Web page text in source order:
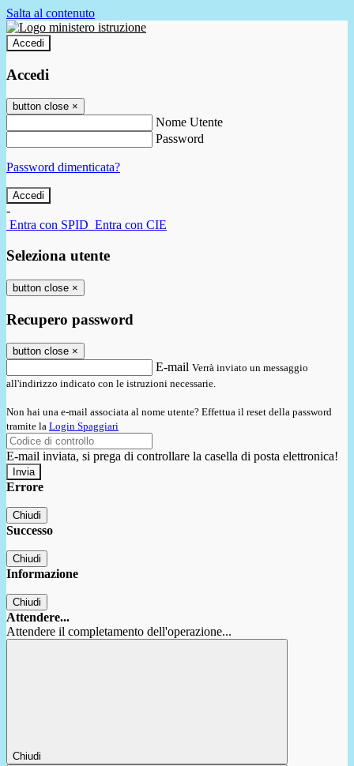
Salta al contenuto
Accedi
Accedi
button close ×
Nome Utente
Password
Password dimenticata?
-
Entra con SPID Entra con CIE
Seleziona utente
button close ×
Recupero password
button close ×
E-mail Verrà inviato un messaggio
all'indirizzo indicato con le istruzioni necessarie.
Non hai una e-mail associata al nome utente? Effettua il reset della password
tramite la Login Spaggiari
E-mail inviata, si prega di controllare la casella di posta elettronica!
Errore
Chiudi
Successo
Chiudi
Informazione
Chiudi
Attendere...
Attendere il completamento dell'operazione...
Chiudi